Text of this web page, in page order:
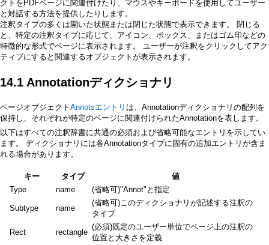
クトをPDFページに関連付けたり、マウスやキーボードを使用してユーザー
と対話する方法を提供したりします。
注釈タイプの多くは開いた状態または閉じた状態で表示できます。 閉じる
と、特定の注釈タイプに応じて、アイコン、ボックス、またはゴム印などの
特徴的な形式でページに表示されます。 ユーザーが注釈をクリックしてアク
ティブにすると関連するオブジェクトが表示されます。
14.1 Annotationディクショナリ
ページオブジェクト Annotsエントリ は、Annotationディクショナリの配列を
保持し、それぞれが特定のページに関連付けられたAnnotationを表します。
以下はすべての注釈辞書に共通の必須および省略可能なエントリを示してい
ます。 ディクショナリには各Annotationタイプに固有の追加エントリが含ま
れる場合があります。
キー タイプ
値
Type
name (省略可)"Annot"と指定
Subtype name
(省略可)このディクショナリが記述する注釈の
タイプ
Rect rectangle
(必須)既定のユーザー単位でページ上の注釈の
位置と大きさを定義